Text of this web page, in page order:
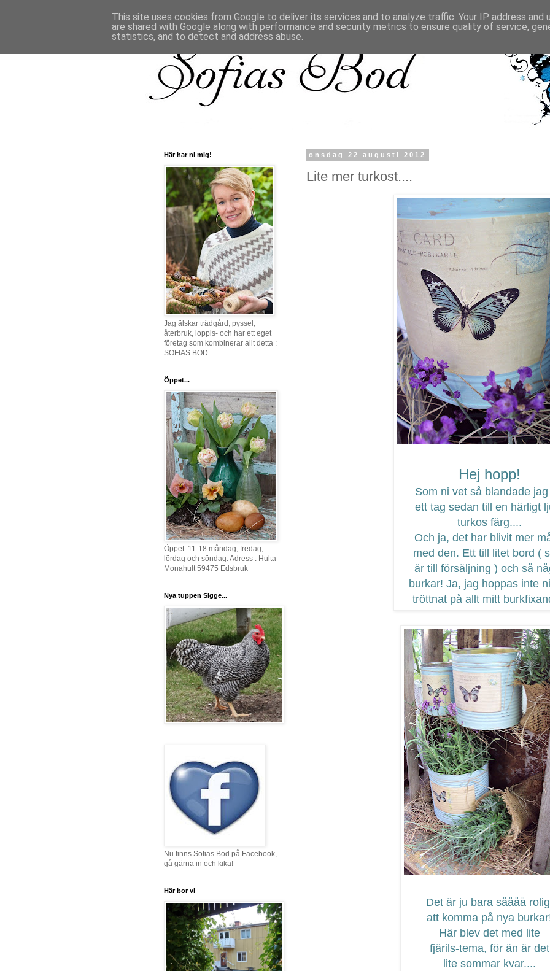
onsdag 22 augusti 2012
Lite mer turkost....
Hej hopp!
Som ni vet så blandade
ett tag sedan till en härligt
turkos färg....
Och ja, det har blivit mer
med den. Ett till litet bord (
är till försäljning ) och så
burkar! Ja, jag hoppas inte
tröttnat på allt mitt
Det är ju bara såååå
att komma på nya
Här blev det med lite
fjärils-tema, för än är det
lite sommar kvar....
Här har ni mig!
Jag älskar trädgård, pyssel,
återbruk, loppis- och har ett eget
företag som kombinerar allt detta :
SOFIAS BOD
Öppet...
Öppet: 11-18 måndag, fredag,
lördag och söndag. Adress : Hulta
Monahult 59475 Edsbruk
Nya tuppen Sigge...
Nu finns Sofias Bod på Facebook,
gå gärna in och kika!
Här bor vi
This site uses cookies from Google to deliver its services and to analyze traffic. Your IP address and
are shared with Google along with performance and security metrics to ensure quality of service,
statistics, and to detect and address abuse.